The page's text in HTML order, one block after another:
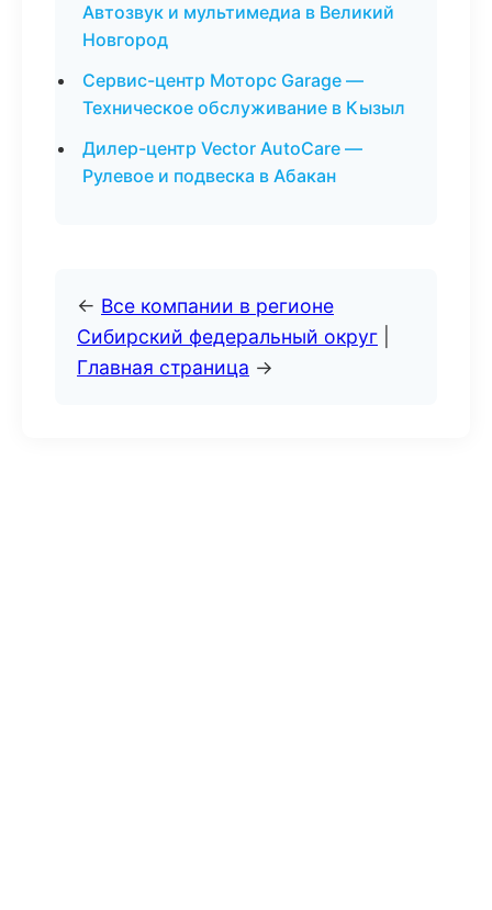
Автозвук и мультимедиа в Великий
Новгород
Сервис-центр Моторс Garage —
Техническое обслуживание в Кызыл
Дилер-центр Vector AutoCare —
Рулевое и подвеска в Абакан
← Все компании в регионе
Сибирский федеральный округ
Главная страница →